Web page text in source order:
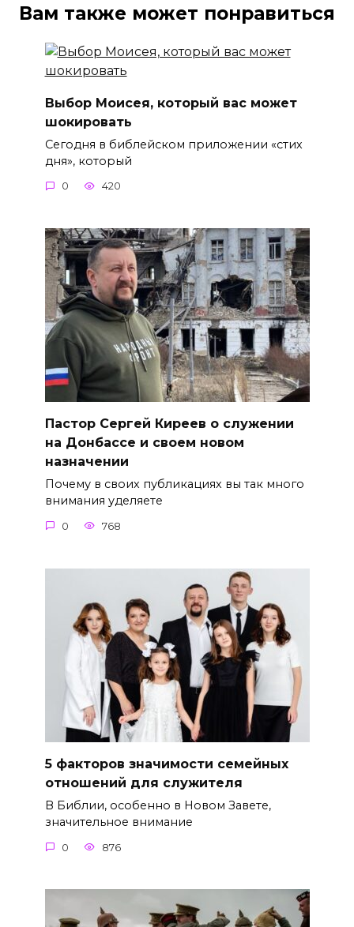
Вам также может понравиться
Выбор Моисея, который вас может
шокировать
Сегодня в библейском приложении «стих
дня», который
0 420
Пастор Сергей Киреев о служении
на Донбассе и своем новом
назначении
Почему в своих публикациях вы так много
внимания уделяете
0 768
5 факторов значимости семейных
отношений для служителя
В Библии, особенно в Новом Завете,
значительное внимание
0 876